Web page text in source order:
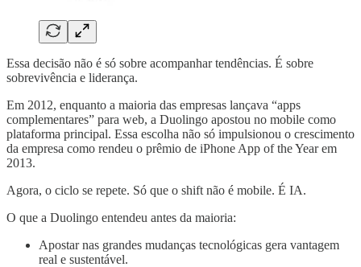
Essa decisão não é só sobre acompanhar tendências. É sobre
sobrevivência e liderança.
Em 2012, enquanto a maioria das empresas lançava “apps
complementares” para web, a Duolingo apostou no mobile como
plataforma principal. Essa escolha não só impulsionou o crescimento
da empresa como rendeu o prêmio de iPhone App of the Year em
2013.
Agora, o ciclo se repete. Só que o shift não é mobile. É IA.
O que a Duolingo entendeu antes da maioria:
Apostar nas grandes mudanças tecnológicas gera vantagem
real e sustentável.